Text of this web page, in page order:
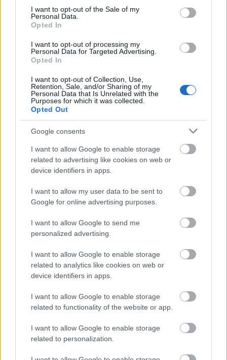
consent section.
I want to opt-out of the Sale of my
Personal Data.
Opted In
I want to opt-out of processing my
Personal Data for Targeted Advertising.
Opted In
I want to opt-out of Collection, Use,
Retention, Sale, and/or Sharing of my
Personal Data that Is Unrelated with the
Purposes for which it was collected.
Opted Out
Google consents
I want to allow Google to enable storage
related to advertising like cookies on web or
device identifiers in apps.
I want to allow my user data to be sent to
Google for online advertising purposes.
I want to allow Google to send me
personalized advertising.
I want to allow Google to enable storage
related to analytics like cookies on web or
device identifiers in apps.
I want to allow Google to enable storage
related to functionality of the website or app.
I want to allow Google to enable storage
related to personalization.
Robotnap 2011
richard_szabo•2011. november 27.
nap Helyszín: ELTE Informatikai Kar, 1117 Budapest,
Pázmány Péter Sétány 1/C, földszint 0.823-as
"Kitaibel" terem. Az idén, immár negyedik
alkalommal megrendezi az Eötvös Loránd
Tudományegyetem Informatikai Kar és a…
Dennis Hong TED előadása autonóm
autókról vakoknak
azaz a városihoz hasonló forgalomban működő
járművek versenyén lett csapatával dobogós. Ebben
az előadásban olyan autókról beszél, melyet vak
vezetők számára terveztek. Lényegi következtetése
az, hogy nem egyszerűen…